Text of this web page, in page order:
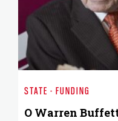
STATE - FUNDING
Ο Warren Buffett